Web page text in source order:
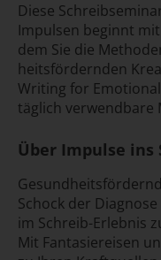
Diese
Impulsen beginnt
dem Sie die
heits­fördernden
Writing for
täglich verwendbare
Über Impulse ins
Schock der
im Schreib-Erlebnis
Mit Fantasie­reisen